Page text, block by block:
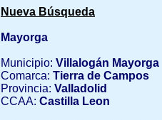
Nueva Búsqueda
Mayorga
Municipio: Villalogán Mayorga
Comarca: Tierra de Campos
Provincia: Valladolid
CCAA: Castilla Leon